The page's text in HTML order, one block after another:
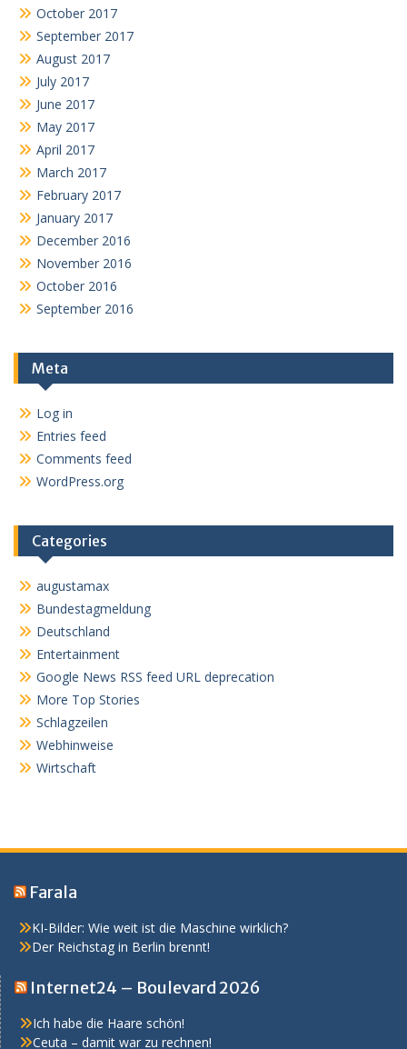
October 2017
September 2017
August 2017
July 2017
June 2017
May 2017
April 2017
March 2017
February 2017
January 2017
December 2016
November 2016
October 2016
September 2016
Meta
Log in
Entries feed
Comments feed
WordPress.org
Categories
augustamax
Bundestagmeldung
Deutschland
Entertainment
Google News RSS feed URL deprecation
More Top Stories
Schlagzeilen
Webhinweise
Wirtschaft
Farala
KI-Bilder: Wie weit ist die Maschine wirklich?
Der Reichstag in Berlin brennt!
Internet24 – Boulevard 2026
Ich habe die Haare schön!
Ceuta – damit war zu rechnen!